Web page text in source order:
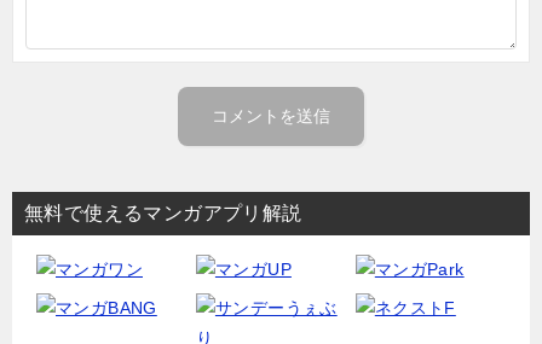
無料で使えるマンガアプリ解説